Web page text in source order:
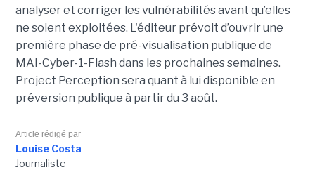
analyser et corriger les vulnérabilités avant qu’elles
ne soient exploitées. L'éditeur prévoit d’ouvrir une
première phase de pré-visualisation publique de
MAI-Cyber-1-Flash dans les prochaines semaines.
Project Perception sera quant à lui disponible en
préversion publique à partir du 3 août.
Article rédigé par
Louise Costa
Journaliste